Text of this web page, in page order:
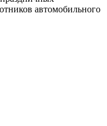
автомобильного